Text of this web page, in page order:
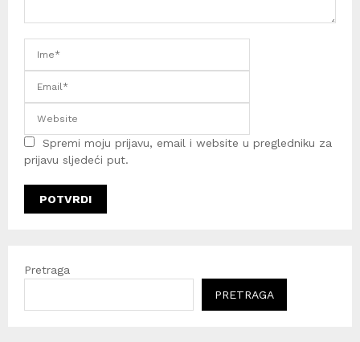
Spremi moju prijavu, email i website u pregledniku za
prijavu sljedeći put.
Pretraga
PRETRAGA